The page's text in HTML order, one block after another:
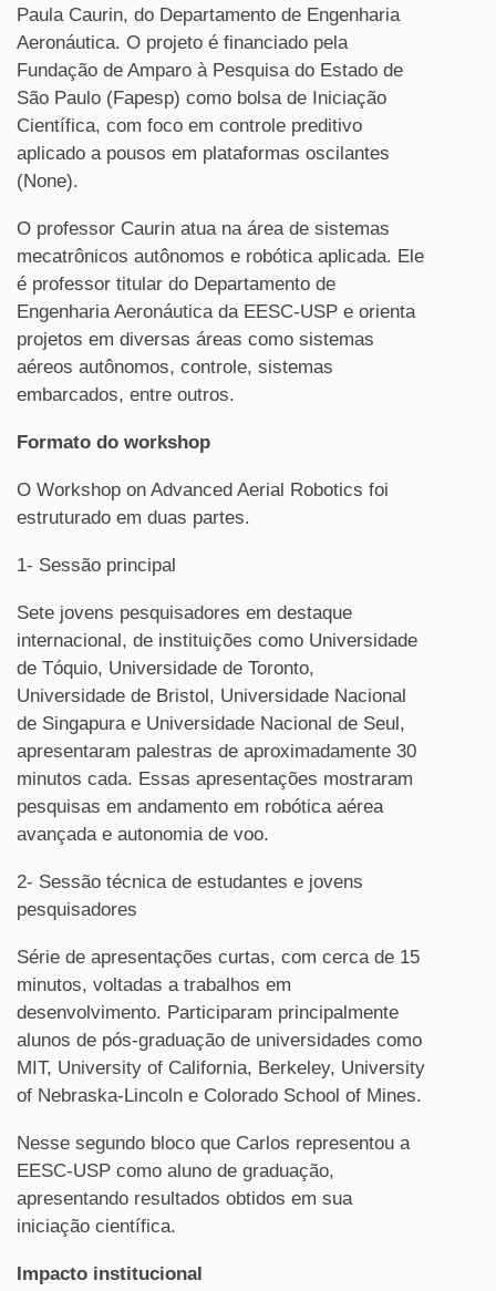
Paula Caurin, do Departamento de Engenharia
Aeronáutica. O projeto é financiado pela
Fundação de Amparo à Pesquisa do Estado de
São Paulo (Fapesp) como bolsa de Iniciação
Científica, com foco em controle preditivo
aplicado a pousos em plataformas oscilantes
(None).
O professor Caurin atua na área de sistemas
mecatrônicos autônomos e robótica aplicada. Ele
é professor titular do Departamento de
Engenharia Aeronáutica da EESC-USP e orienta
projetos em diversas áreas como sistemas
aéreos autônomos, controle, sistemas
embarcados, entre outros.
Formato do workshop
O Workshop on Advanced Aerial Robotics foi
estruturado em duas partes.
1- Sessão principal
Sete jovens pesquisadores em destaque
internacional, de instituições como Universidade
de Tóquio, Universidade de Toronto,
Universidade de Bristol, Universidade Nacional
de Singapura e Universidade Nacional de Seul,
apresentaram palestras de aproximadamente 30
minutos cada. Essas apresentações mostraram
pesquisas em andamento em robótica aérea
avançada e autonomia de voo.
2- Sessão técnica de estudantes e jovens
pesquisadores
Série de apresentações curtas, com cerca de 15
minutos, voltadas a trabalhos em
desenvolvimento. Participaram principalmente
alunos de pós-graduação de universidades como
MIT, University of California, Berkeley, University
of Nebraska-Lincoln e Colorado School of Mines.
Nesse segundo bloco que Carlos representou a
EESC-USP como aluno de graduação,
apresentando resultados obtidos em sua
iniciação científica.
Impacto institucional